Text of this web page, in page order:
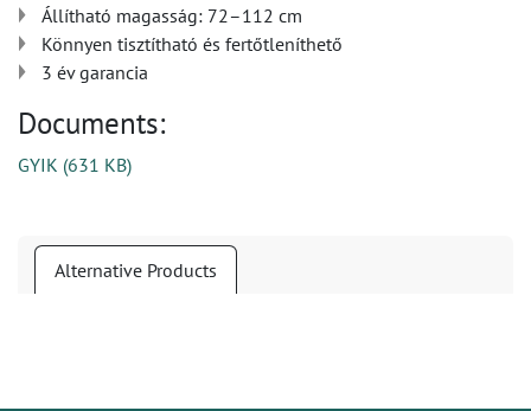
Állítható magasság: 72–112 cm
Könnyen tisztítható és fertőtleníthető
3 év garancia
Documents:
GYIK (631 KB)
Alternative Products